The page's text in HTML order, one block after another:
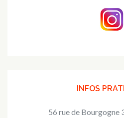
INFOS
56 rue de Bourgogne